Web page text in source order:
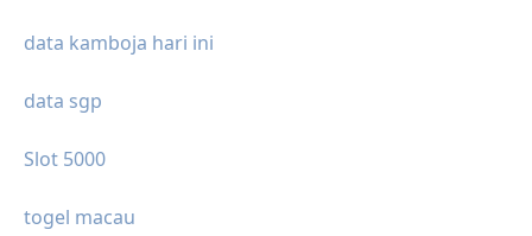
data kamboja hari ini
data sgp
Slot 5000
togel macau